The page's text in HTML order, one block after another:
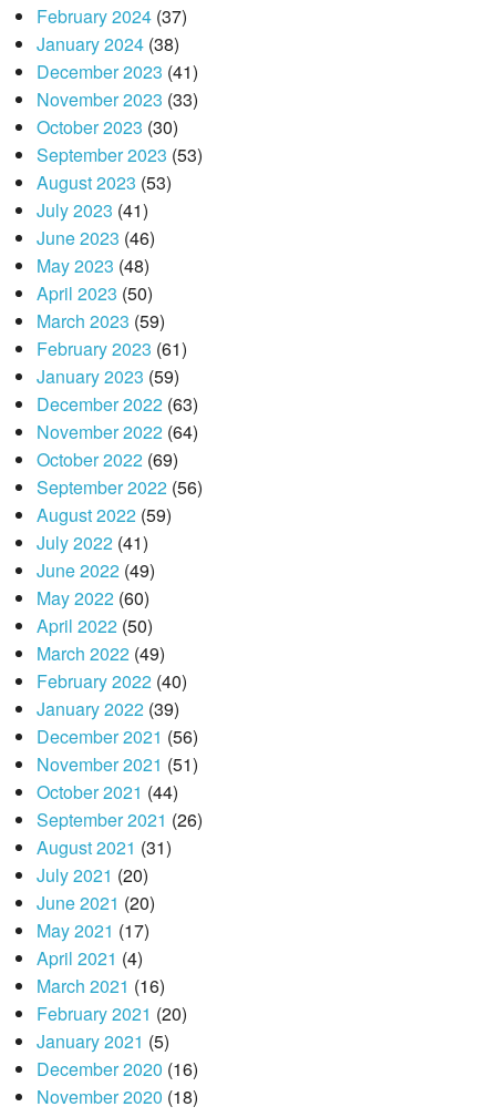
February 2024(37)
January 2024(38)
December 2023 (41)
November 2023 (33)
October 2023 (30)
September 2023 (53)
August 2023 (53)
July 2023 (41)
June 2023 (46)
May 2023 (48)
April 2023 (50)
March 2023 (59)
February 2023 (61)
January 2023 (59)
December 2022(63)
November 2022(64)
October 2022(69)
September 2022(56)
August 2022(59)
July 2022(41)
June 2022(49)
May 2022(60)
April 2022(50)
March 2022(49)
February 2022(40)
January 2022(39)
December 2021 (56)
November 2021 (51)
October 2021 (44)
September 2021 (26)
August 2021 (31)
July 2021 (20)
June 2021 (20)
May 2021 (17)
April 2021 (4)
March 2021 (16)
February 2021 (20)
January 2021 (5)
December 2020 (16)
November 2020 (18)